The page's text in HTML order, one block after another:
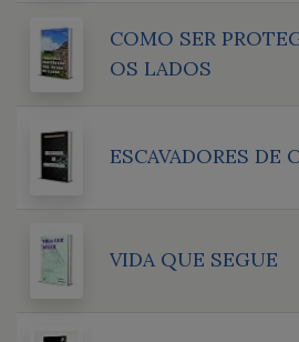
COMO SER
OS LADOS
ESCAVADORES DE
VIDA QUE SEGUE